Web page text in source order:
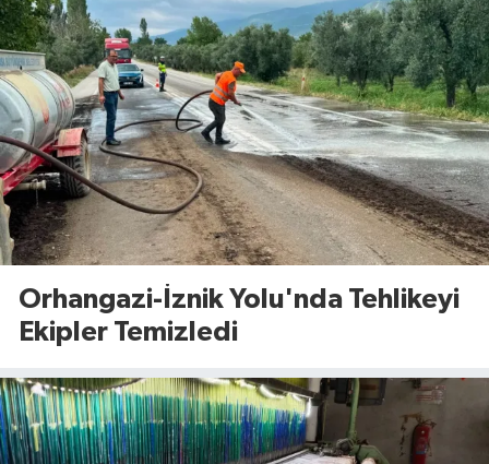
Orhangazi-İznik Yolu'nda Tehlikeyi
Ekipler Temizledi